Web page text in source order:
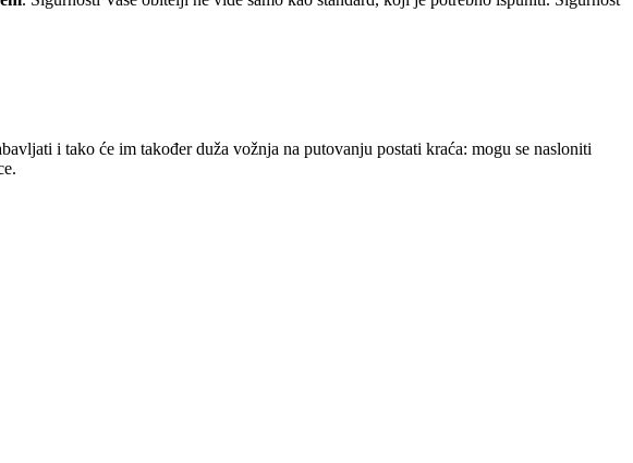
i tako će im također duža vožnja na putovanju postati kraća: mogu se nasloniti